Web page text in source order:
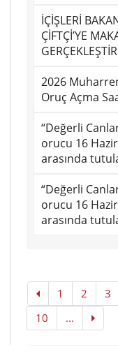
İÇİŞLERİ
ÇİFTÇİ’YE
2026
Oruç Açma
“Değerli
orucu 16
arasında
“Değerli
orucu 16
arasında
1 2 3
10
...